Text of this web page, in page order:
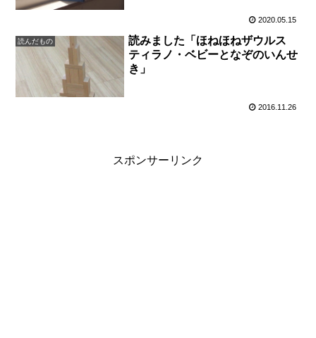
2020.05.15
読んだもの
読みました「ほねほねザウルス
ティラノ・ベビーとなぞのいんせ
き」
2016.11.26
スポンサーリンク